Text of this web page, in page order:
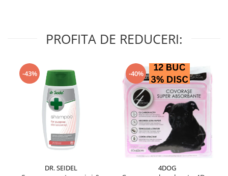
PROFITA DE REDUCERI:
-43%
DR. SEIDEL
-40%
4DOG